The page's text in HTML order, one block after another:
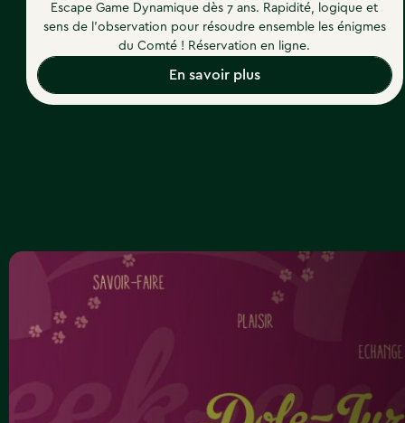
Escape Game Dynamique dès 7 ans. Rapidité, logique et
sens de l’observation pour résoudre ensemble les énigmes
du Comté ! Réservation en ligne.
En savoir plus